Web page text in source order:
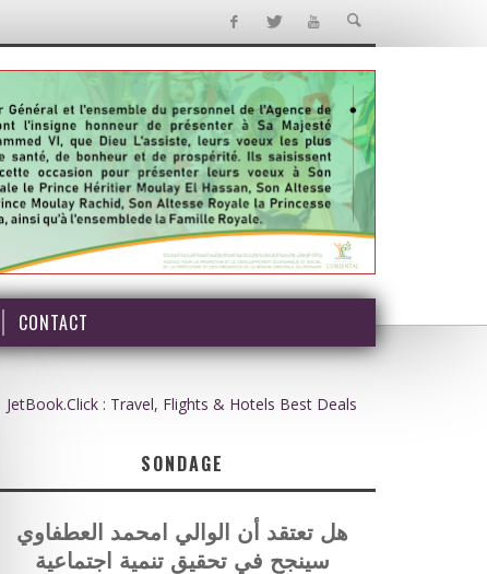
CONTACT
JetBook.Click : Travel, Flights & Hotels Best Deals
SONDAGE
هل تعتقد أن الوالي امحمد العطفاوي
سينجح في تحقيق تنمية اجتماعية